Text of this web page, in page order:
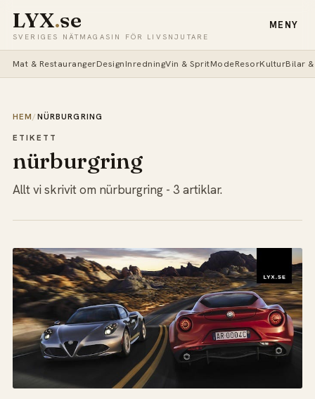
LYX.se
SVERIGES NÄTMAGASIN FÖR LIVSNJUTARE
MENY
Mat & RestaurangerDesignInredningVin & SpritModeResorKulturBilar
HEM / NÜRBURGRING
ETIKETT
nürburgring
Allt vi skrivit om nürburgring - 3 artiklar.